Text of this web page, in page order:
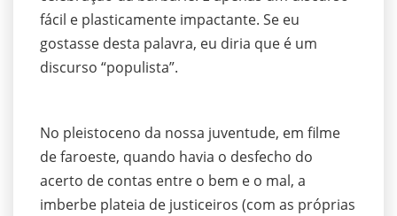
fácil e plasticamente impactante. Se eu
gostasse desta palavra, eu diria que é um
discurso “populista”.
No pleistoceno da nossa juventude, em filme
de faroeste, quando havia o desfecho do
acerto de contas entre o bem e o mal, a
imberbe plateia de justiceiros (com as próprias